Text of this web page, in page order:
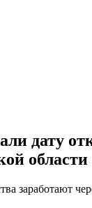
дату
области
заработают